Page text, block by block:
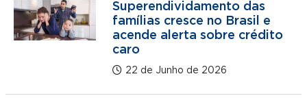
Superendividamento das
famílias cresce no Brasil e
acende alerta sobre crédito
caro
22 de Junho de 2026